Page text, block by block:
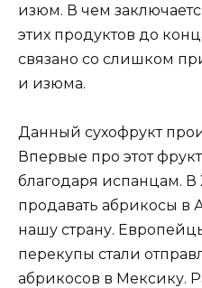
изюм. В чем
этих продуктов до
связано со слишком
и изюма.
Данный сухофрукт
Впервые про этот
благодаря испанцам. В
продавать абрикосы
нашу страну.
перекупы стали
абрикосов в Мексику.